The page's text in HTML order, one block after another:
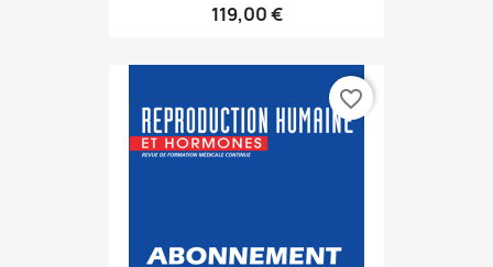
119,00 €
favorite_border